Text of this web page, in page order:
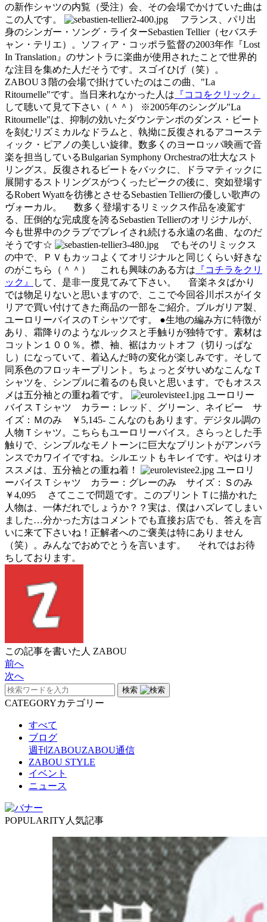
の新作シャツの内覧（受注）会、その会場でかけていた曲は
この人です。
フランス、パリ出
身のシンガー・ソング・ライターSebastien Tellier（セバスチ
ャン・テリエ）。ソフィア・コッポラ監督の2003年作『Lost
In Translation』のサントラに楽曲が使用されたことで世界的
な注目を集めた人だそうです。スゴイひげ（笑）。
ZABOU３階の会場で掛けていたのはこの曲、"La
Ritournelle"です。当日来れなかった人は 『ココをクリック』
して聴いて見て下さい（＾＾） ※2005年のシングル"La
Ritournelle"は、抑制の効いたダウンテンポのダンス・ビート
を刻むリズミカルなドラムと、執拗に反復されるアコーステ
ィック・ピアノの美しい旋律。数多くのヨーロッパ映画で音
楽を担当しているBulgarian Symphony Orchestraの壮大なスト
リングス。反復されるビートをバックに、ドラマティックに
展開するストリングスがつくったピークの後に、突如登場す
るRobert Wyattを彷彿とさせるSebastien Tellierの優しい歌声の
ヴォーカル。 数多く登場するリミックス作品を凌駕す
る、圧倒的な完成度を誇るSebastien Tellierのオリジナルが、
今も世界中のクラブでプレイされ続ける永遠の名曲、なのだ
そうです☆
でもそのリミックス
の中で、ＰＶもカッコよくてオリジナルと同じくらい好きな
のがこちら（＾＾） これも興味のある方は 『コチラをクリ
ック』
して、是非一度見てみて下さい。 音楽ネタばかり
では物足りないと思いますので、ここで今回谷川ボスがイタ
リアで買い付けてきた商品の一部をご紹介。ブルガリア製、
ユーロリーバイスのＴシャツです。 ●生地の編み方に特徴が
あり、霜降りのようなルックスと手触りが独特です。素材は
コットン１００％。襟、袖、裾はカットオフ（切りっぱな
し）になっていて、着込んだ時の変化が楽しみです。そして
同系色のフロッキープリント。ちょっとダサいめなこんなＴ
シャツを、シンプルに着るのも良いと思います。でもオスス
メは五分袖との重ね着です。
ユーロリー
バイスＴシャツ カラー：レッド、グリーン、ネイビー サ
イズ：Ｍのみ ￥5,145- こんなのもあります。デジタル調の
人物Ｔシャツ。こちらもユーロリーバイス。さらっとした手
触りで、シンプルなモノトーンに巨大なプリントがアンバラ
ンスでカワイイですね。シルエットもキレイです。やはりオ
ススメは、五分袖との重ね着！
ユーロリ
ーバイスＴシャツ カラー：グレーのみ サイズ：Ｓのみ
￥4,095 さてここで問題です。このプリントＴに描かれた
人物は、一体だれでしょうか？？実は、僕はハズレてしまい
ました…分かった方はコメントでも直接お店でも、答えを言
いに来て下さいね！正解者へのご褒美は特にありません
（笑）。みんなでおめでとうを言います。 それではお待
ちしております。
この記事を書いた人 ZABOU
前へ
次へ
検索
CATEGORYカテゴリー
すべて
ブログ
週刊ZABOUZABOU通信
ZABOU STYLE
イベント
ニュース
POPULARITY 人気記事